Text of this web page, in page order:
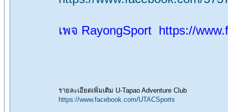
เพจ RayongSport https://
รายละเอียดเพิ่มเติม U-Tapao Adventure Club
https://www.facebook.com/UTACSports